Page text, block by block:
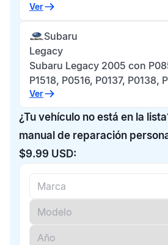
Ver
Subaru
Legacy
Subaru Legacy 2005 con
P1518, P0516, P0137, P0138,
Ver
¿Tu vehículo no está en la
manual de reparación
$9.99 USD: